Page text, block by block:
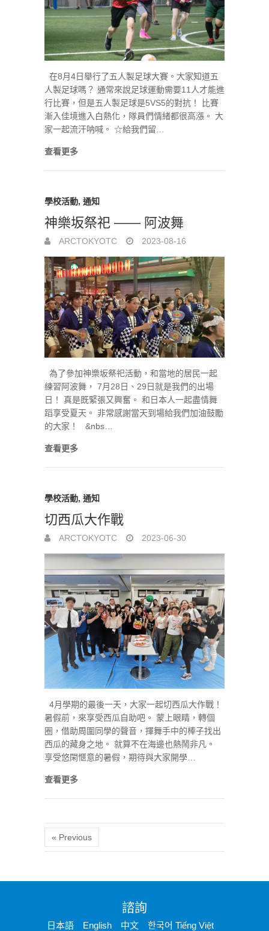
在8月4日舉行了五人製足球大賽。大家知道五
人製足球嗎？ 通常來說足球運動需要11人才能進
行比賽，但是五人製足球是5VS5的對抗！ 比賽
漸入佳境進入白熱化，隊員們情緒都很高漲。 大
家一起流汗呐喊。 ☆給我們留…
查看更多
學校活動 通知
神樂坂祭祀 —— 阿波舞
ARCTOKYOTC 2023-08-16
為了參加神樂坂祭祀活動，和當地的居民一起
練習阿波舞， 7月28日、29日就是我們的出場
日！ 真是既緊張又興奮。 和日本人一起盡情舞
蹈享受夏天。 非常感謝當天到場給我們加油鼓勵
的大家！ &nbs…
查看更多
學校活動, 通知
切西瓜大作戰
ARCTOKYOTC 2023-06-30
4月學期的最後一天，大家一起切西瓜大作戰！
暑假前，來享受西瓜自助吧。 蒙上眼睛，轉個
圈，借助周圍同學的聲音，揮舞手中的棒子找出
西瓜的藏身之地。 就算不在海邊也熱鬧非凡。
享受悠閑愜意的暑假，期待與大家開學…
查看更多
« Previous
諮詢
日本語 English 中文 한국어 Tiếng Việt